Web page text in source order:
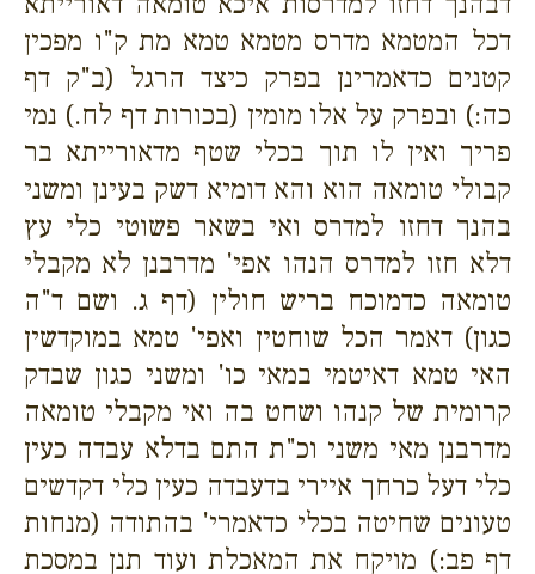
דכל המטמא מדרס מטמא טמא מת ק"ו מפכין
קטנים כדאמרינן בפרק כיצד הרגל (ב"ק דף
כה:) ובפרק על אלו מומין (בכורות דף לח.) נמי
פריך ואין לו תוך בכלי שטף מדאורייתא בר
קבולי טומאה הוא והא דומיא דשק בעינן ומשני
בהנך דחזו למדרס ואי בשאר פשוטי כלי עץ
דלא חזו למדרס הנהו אפי' מדרבנן לא מקבלי
טומאה כדמוכח בריש חולין (דף ג. ושם ד"ה
כגון) דאמר הכל שוחטין ואפי' טמא במוקדשין
האי טמא דאיטמי במאי כו' ומשני כגון שבדק
קרומית של קנהו ושחט בה ואי מקבלי טומאה
מדרבנן מאי משני וכ"ת התם בדלא עבדה כעין
כלי דעל כרחך איירי בדעבדה כעין כלי דקדשים
טעונים שחיטה בכלי כדאמרי' בהתודה (מנחות
דף פב:) מויקח את המאכלת ועוד תנן במסכת